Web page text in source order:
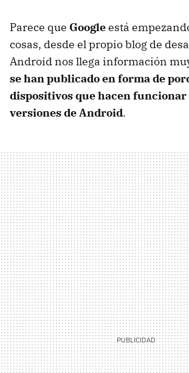
Parece que Googleestá
cosas, desde el propio blog de
Android nos llega información
se han publicado en forma de
dispositivos que hacen
versiones de Android.